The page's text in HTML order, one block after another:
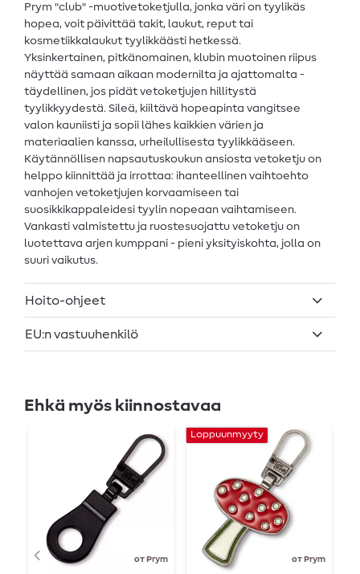
Prym "club" -muotivetoketjulla, jonka väri on tyylikäs
hopea, voit päivittää takit, laukut, reput tai
kosmetiikkalaukut tyylikkäästi hetkessä.
Yksinkertainen, pitkänomainen, klubin muotoinen riipus
näyttää samaan aikaan modernilta ja ajattomalta -
täydellinen, jos pidät vetoketjujen hillitystä
tyylikkyydestä. Sileä, kiiltävä hopeapinta vangitsee
valon kauniisti ja sopii lähes kaikkien värien ja
materiaalien kanssa, urheilullisesta tyylikkääseen.
Käytännöllisen napsautuskoukun ansiosta vetoketju on
helppo kiinnittää ja irrottaa: ihanteellinen vaihtoehto
vanhojen vetoketjujen korvaamiseen tai
suosikkikappaleidesi tyylin nopeaan vaihtamiseen.
Vankasti valmistettu ja ruostesuojattu vetoketju on
luotettava arjen kumppani - pieni yksityiskohta, jolla on
suuri vaikutus.
Hoito-ohjeet
EU:n vastuuhenkilö
Ehkä myös kiinnostavaa
от Prym от Prym
Loppuunmyyty